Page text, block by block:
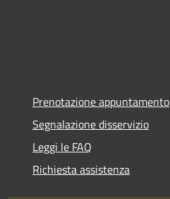
Prenotazione appuntamento
Segnalazione disservizio
Leggi le FAQ
Richiesta assistenza